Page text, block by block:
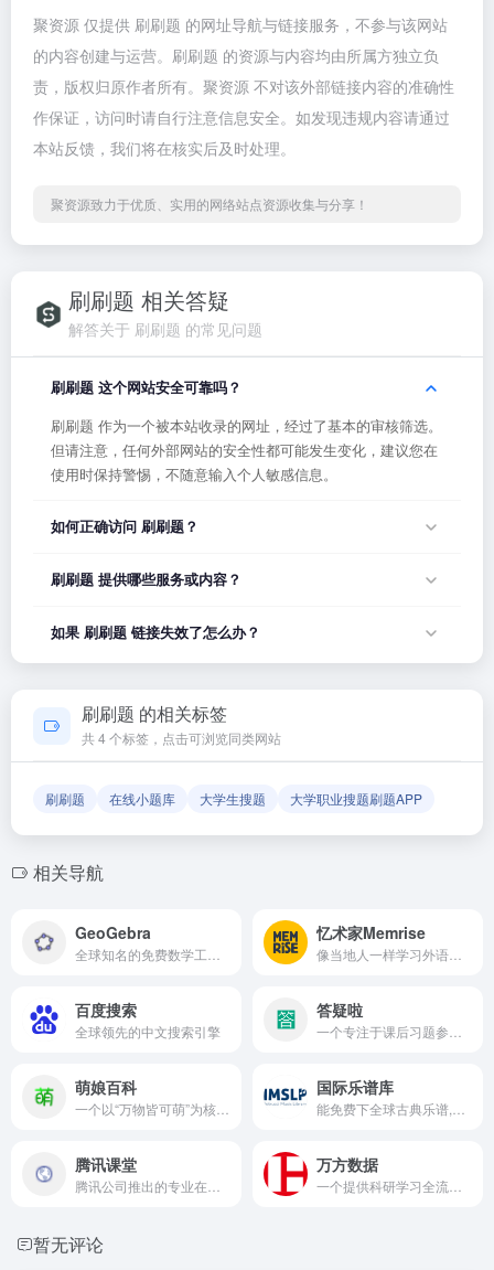
聚资源 仅提供 刷刷题 的网址导航与链接服务，不参与该网站
的内容创建与运营。刷刷题 的资源与内容均由所属方独立负
责，版权归原作者所有。聚资源 不对该外部链接内容的准确性
作保证，访问时请自行注意信息安全。如发现违规内容请通过
本站反馈，我们将在核实后及时处理。
聚资源致力于优质、实用的网络站点资源收集与分享！
刷刷题 相关答疑
解答关于 刷刷题 的常见问题
刷刷题 这个网站安全可靠吗？
刷刷题 作为一个被本站收录的网址，经过了基本的审核筛选。
但请注意，任何外部网站的安全性都可能发生变化，建议您在
使用时保持警惕，不随意输入个人敏感信息。
如何正确访问 刷刷题？
者在浏览器地址栏输入正确的网址。如果遇到无法访问的情
试。
刷刷题 提供哪些服务或内容？
平台，致力于帮助用户发现和整理优质网站资源，具体网站的
内容与服务由该网站运营方负责。
如果 刷刷题 链接失效了怎么办？
如果发现链接无法打开或内容已变更，您可以使用页面上的
确保导航链接的准确性和有效性。
刷刷题 的相关标签
共 4 个标签，点击可浏览同类网站
刷刷题 在线小题库 大学生搜题 大学职业搜题刷题APP
相关导航
GeoGebra 忆术家Memrise
百度搜索
全球领先的中文搜索引擎
答疑啦
萌娘百科 国际乐谱库
腾讯课堂 万方数据
暂无评论